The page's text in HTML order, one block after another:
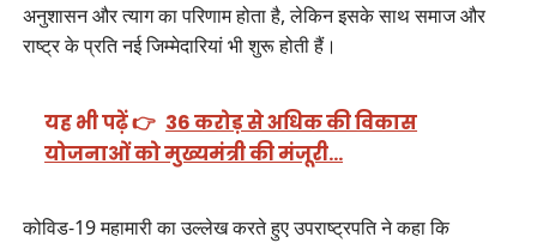
अनुशासन और त्याग का परिणाम होता है, लेकिन इसके साथ समाज और
राष्ट्र के प्रति नई जिम्मेदारियां भी शुरू होती हैं।
यह भी पढ़ें 👉 36 करोड़ से अधिक की विकास
योजनाओं को मुख्यमंत्री की मंजूरी…
कोविड-19 महामारी का उल्लेख करते हुए उपराष्ट्रपति ने कहा कि